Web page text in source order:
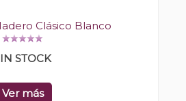
Clásico Blanco
STOCK
Ver más